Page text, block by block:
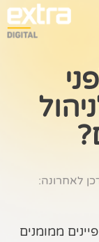
לאחרונה:
ממומנים